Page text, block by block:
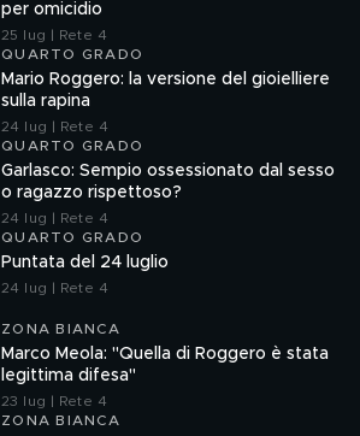
per omicidio
25 lug | Rete 4
QUARTO GRADO
Mario Roggero: la versione del gioielliere
sulla rapina
24 lug | Rete 4
QUARTO GRADO
Garlasco: Sempio ossessionato dal sesso
o ragazzo rispettoso?
24 lug | Rete 4
QUARTO GRADO
Puntata del 24 luglio
24 lug | Rete 4
ZONA BIANCA
Marco Meola: "Quella di Roggero è stata
legittima difesa"
23 lug | Rete 4
ZONA BIANCA